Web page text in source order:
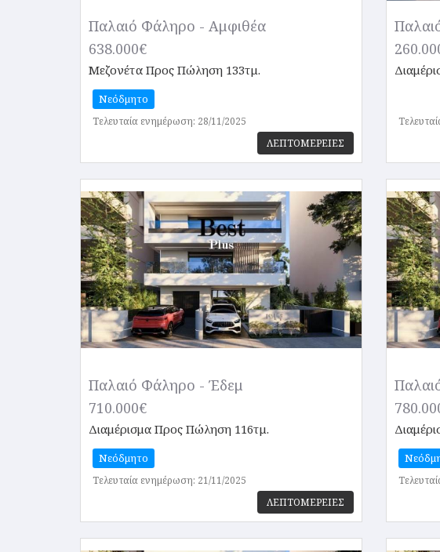
Παλαιό Φάληρο - Αμφιθέα
638.000€
Μεζονέτα Προς Πώληση 133τμ.
Νεόδμητο
Τελευταία ενημέρωση: 28/11/2025
ΛΕΠΤΟΜΕΡΕΙΕΣ
Παλαιό Φάληρο - Έδεμ
710.000€
Διαμέρισμα Προς Πώληση 116τμ.
Νεόδμητο
Τελευταία ενημέρωση: 21/11/2025
ΛΕΠΤΟΜΕΡΕΙΕΣ